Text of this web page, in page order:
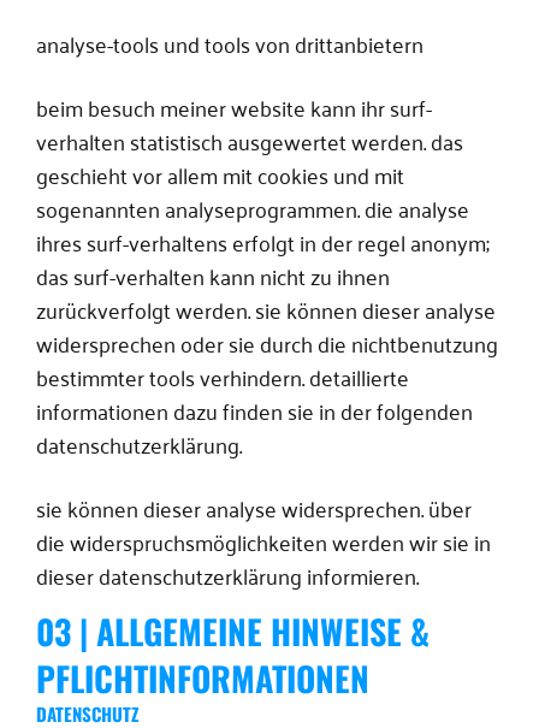
analyse-tools und tools von drittanbietern
beim besuch meiner website kann ihr surf-
verhalten statistisch ausgewertet werden. das
geschieht vor allem mit cookies und mit
sogenannten analyseprogrammen. die analyse
ihres surf-verhaltens erfolgt in der regel anonym;
das surf-verhalten kann nicht zu ihnen
zurückverfolgt werden. sie können dieser analyse
widersprechen oder sie durch die nichtbenutzung
bestimmter tools verhindern. detaillierte
informationen dazu finden sie in der folgenden
datenschutzerklärung.
sie können dieser analyse widersprechen. über
die widerspruchsmöglichkeiten werden wir sie in
dieser datenschutzerklärung informieren.
03 | ALLGEMEINE HINWEISE &
PFLICHTINFORMATIONEN
DATENSCHUTZ